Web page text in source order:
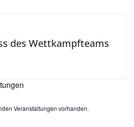
des Wettkampfteams
Veranstaltungen vorhanden.